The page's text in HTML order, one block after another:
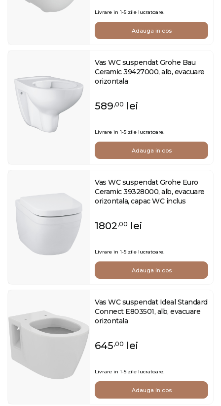
Livrare in 1-5 zile lucratoare.
Adauga in cos
Vas WC suspendat Grohe Bau
Ceramic 39427000, alb, evacuare
orizontala
589,00 lei
Livrare in 1-5 zile lucratoare.
Adauga in cos
Vas WC suspendat Grohe Euro
Ceramic 39328000, alb, evacuare
orizontala, capac WC inclus
1802,00 lei
Livrare in 1-5 zile lucratoare.
Adauga in cos
Vas WC suspendat Ideal Standard
Connect E803501, alb, evacuare
orizontala
645,00 lei
Livrare in 1-5 zile lucratoare.
Adauga in cos